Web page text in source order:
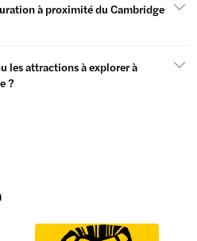
à proximité du Cambridge
les attractions à explorer à
?